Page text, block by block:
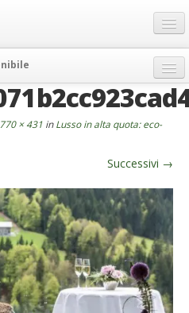
770 × 431 inLusso in alta quota: eco-
Successivi →